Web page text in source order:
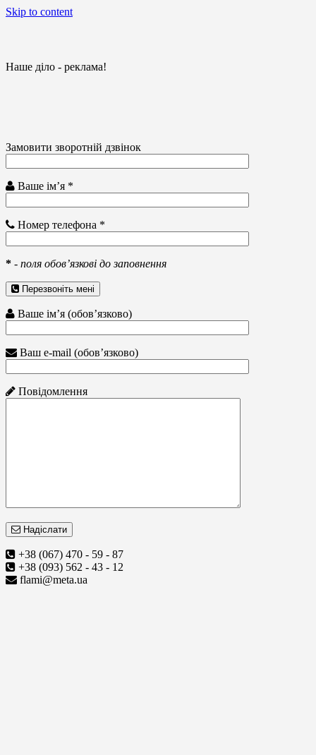
Skip to content
Наше діло - реклама!
Замовити зворотній дзвінок
Ваше ім’я *
Номер телефона *
* - поля обов’язкові до заповнення
Перезвоніть мені
Ваше ім’я (обов’язково)
Ваш e-mail (обов’язково)
Повідомлення
Надіслати
+38 (067) 470 - 59 - 87
+38 (093) 562 - 43 - 12
flami@meta.ua